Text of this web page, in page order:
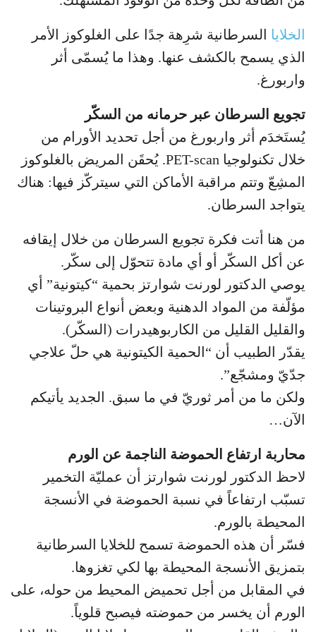
الخلايا السرطانية شرِهة جدًا على الغلوكوز الأمر
الذي يسمح بالكشف عنها. وهذا ما يُسمّى أثر
واربورغ.
تجويع السرطان عبر حرمانه من السكّر
يُستَخدَم أثر واربورغ من أجل تحديد الأورام من
خلال تكنولوجيا PET-scan. يُحقَن المريض بالغلوكوز
المشِعّ وتتم مراقبة الأماكن التي سيتركّز فيها: هناك
يتواجد السرطان.
من هنا أتت فكرة تجويع السرطان من خلال إيقافه
عن أكل السكّر أو أي مادة تتحوّل إلى سكّر.
يوصي الدكتور لورنت شوارتز بحمية “كيتونية” أي
مؤلّفة من المواد الدهنية وبعض أنواع البروتينات
والقليل القليل من الكاربوهيدرات (السكّر).
يقدّر الطبيب أن “الحمية الكيتونية هي حلّ علاجي
جدّيّ ومشجّع”.
ولكن ما من أمر ثوريّ في ما سبق. الجديد يأتيكم
الآن…
محاربة ارتفاع الحموضة الناجمة عن الورم
لاحظ الدكتور لورنت شوارتز أن عمليّة التخمير
تسبّب ارتفاعاً في نسبة الحموضة في الأنسجة
المحيطة بالورم.
فسّر أن هذه الحموضة تسمح للخلايا السرطانية
بتمزيق الأنسجة المحيطة بها لكي تغزوها.
في المقابل من أجل تحميض المحيط من حوله، على
الورم أن يخسر من حموضته فيصبح قلوياً.